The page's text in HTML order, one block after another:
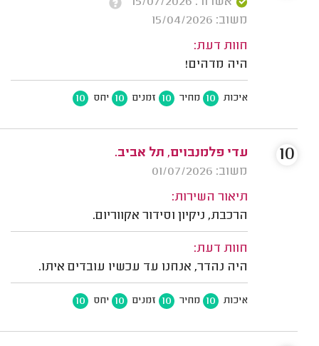
משוב: 15/04/2026
חוות דעת:
היה מדהים!
איכות 10 מחיר 10 זמנים 10 יחס 10
עדי פלמנבוים, תל אביב.
משוב: 01/07/2026
תיאור השירות:
הרכבת, ניקיון וסידור אקווריום.
חוות דעת:
היה נהדר, אנחנו עד עכשיו עובדים איתו.
איכות 10 מחיר 10 זמנים 10 יחס 10
10